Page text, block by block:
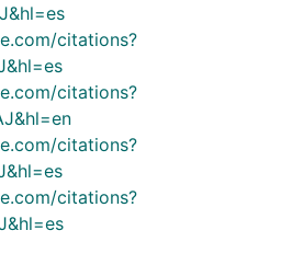
citations?
citations?
citations?
citations?